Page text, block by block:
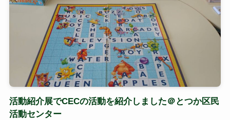
活動紹介展でCECの活動を紹介しました＠とつか区民
活動センター